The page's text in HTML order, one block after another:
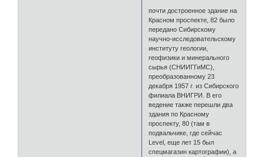
почти достроенное здание на
Красном проспекте, 82 было
передано Сибирскому
научно-исследовательскому
институту геологии,
геофизики и минерального
сырья (СНИИГГиМС),
преобразованному 23
декабря 1957 г. из Сибирского
филиала ВНИГРИ. В его
ведение также перешли два
здания по Красному
проспекту, 80 (там в
подвальчике, где сейчас
Level, еще лет 15 был
спецмагазин картографии), а